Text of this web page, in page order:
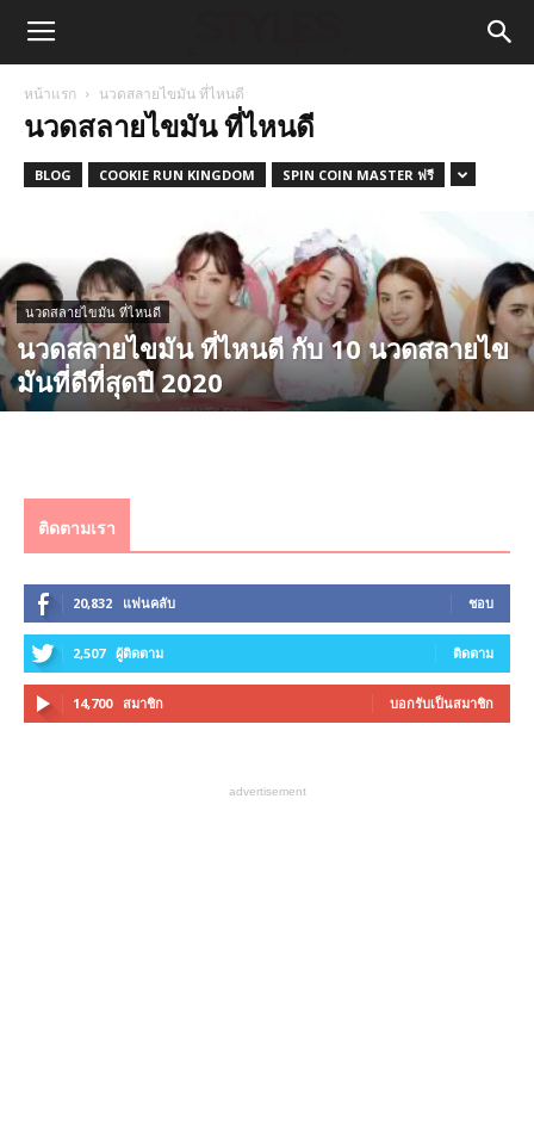
หน้าแรก นวดสลายไขมัน ที่ไหนดี
นวดสลายไขมัน ที่ไหนดี
BLOG COOKIE RUN KINGDOM SPIN COIN MASTER ฟรี
นวดสลายไขมัน ที่ไหนดี
นวดสลายไขมัน ที่ไหนดี กับ 10 นวดสลายไข
มันที่ดีที่สุดปี 2020
ติดตามเรา
20,832 แฟนคลับ ชอบ
2,507 ผู้ติดตาม ติดตาม
14,700 สมาชิก บอกรับเป็นสมาชิก
advertisement